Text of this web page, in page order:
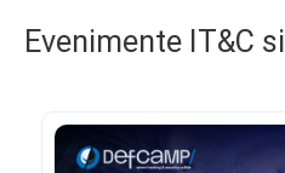
Evenimente IT&C